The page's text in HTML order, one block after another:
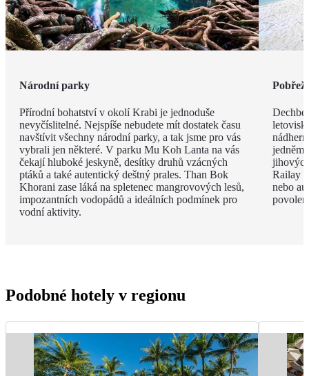
Národní parky
Přírodní bohatství v okolí Krabi je jednoduše
nevyčíslitelné. Nejspíše nebudete mít dostatek času
navštívit všechny národní parky, a tak jsme pro vás
vybrali jen některé. V parku Mu Koh Lanta na vás
čekají hluboké jeskyně, desítky druhů vzácných
ptáků a také autentický deštný prales. Than Bok
Khorani zase láká na spletenec mangrovových lesů,
impozantních vodopádů a ideálních podmínek pro
vodní aktivity.
Pobřeží
jedněm
Railay
nebo
Podobné hotely v regionu